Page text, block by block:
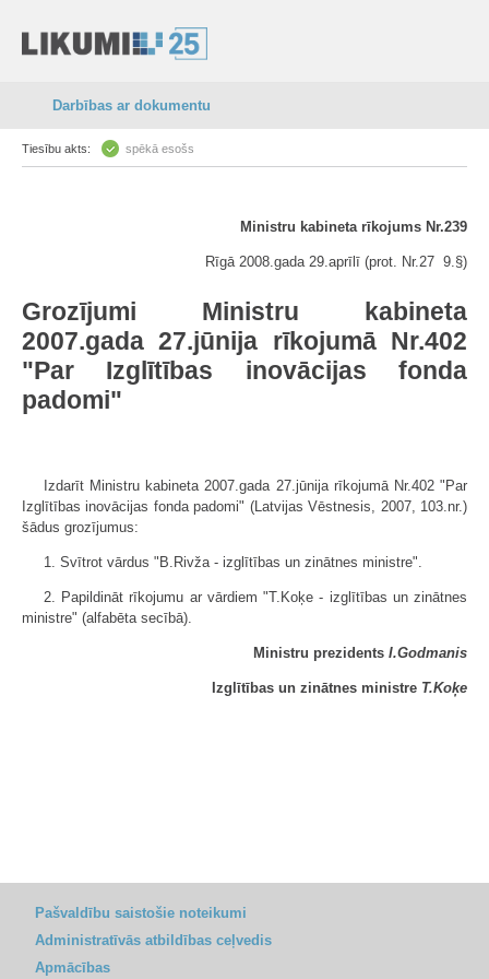
Darbības ar dokumentu
Tiesību akts: spēkā esošs
Ministru kabineta rīkojums Nr.239
Rīgā 2008.gada 29.aprīlī (prot. Nr.27 9.§)
Grozījumi Ministru kabineta
2007.gada 27.jūnija rīkojumā Nr.402
"Par Izglītības inovācijas fonda
padomi"
Izdarīt Ministru kabineta 2007.gada 27.jūnija rīkojumā Nr.402 "Par
Izglītības inovācijas fonda padomi" (Latvijas Vēstnesis, 2007, 103.nr.)
šādus grozījumus:
1. Svītrot vārdus "B.Rivža - izglītības un zinātnes ministre".
2. Papildināt rīkojumu ar vārdiem "T.Koķe - izglītības un zinātnes
ministre" (alfabēta secībā).
Ministru prezidents I.Godmanis
Izglītības un zinātnes ministre T.Koķe
Pašvaldību saistošie noteikumi
Administratīvās atbildības ceļvedis
Apmācības